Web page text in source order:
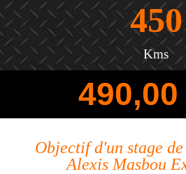
450
Kms
490,00
Objectif d'un stage
Alexis Masbou